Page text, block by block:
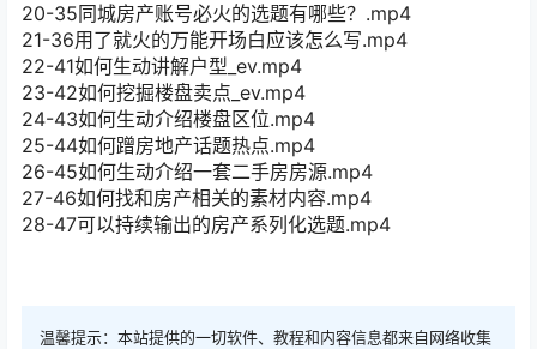
20-35同城房产账号必火的选题有哪些？.mp4
21-36用了就火的万能开场白应该怎么写.mp4
22-41如何生动讲解户型_ev.mp4
23-42如何挖掘楼盘卖点_ev.mp4
24-43如何生动介绍楼盘区位.mp4
25-44如何蹭房地产话题热点.mp4
26-45如何生动介绍一套二手房房源.mp4
27-46如何找和房产相关的素材内容.mp4
28-47可以持续输出的房产系列化选题.mp4
温馨提示：本站提供的一切软件、教程和内容信息都来自网络收集